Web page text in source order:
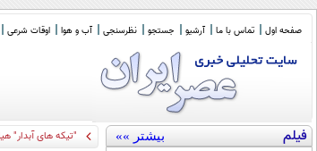
صفحه اول تماس با ما آرشیو جستجو نظرسنجی آب و هوا اوقات شرعی
فیلم بیشتر »» "تیکه های آبدار"